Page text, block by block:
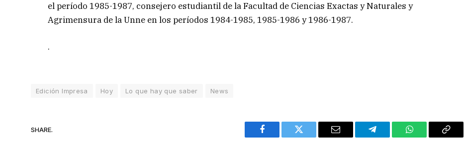
el período 1985-1987, consejero estudiantil de la Facultad de Ciencias Exactas y Naturales y
Agrimensura de la Unne en los períodos 1984-1985, 1985-1986 y 1986-1987.
.
Edición Impresa Hoy Lo que hay que saber News
SHARE.
Facebook Twitter Email Telegram WhatsAppCopy